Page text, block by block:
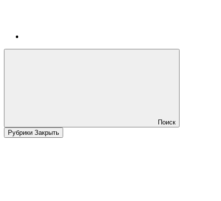
Поиск
Рубрики Закрыть